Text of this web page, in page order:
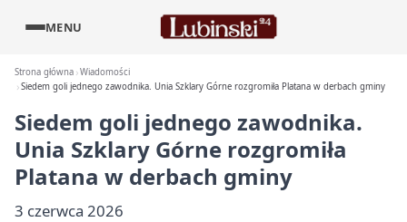
MENU
Strona główna Wiadomości
Siedem goli jednego zawodnika. Unia Szklary Górne rozgromiła Platana w derbach gminy
Siedem goli jednego zawodnika.
Unia Szklary Górne rozgromiła
Platana w derbach gminy
3 czerwca 2026